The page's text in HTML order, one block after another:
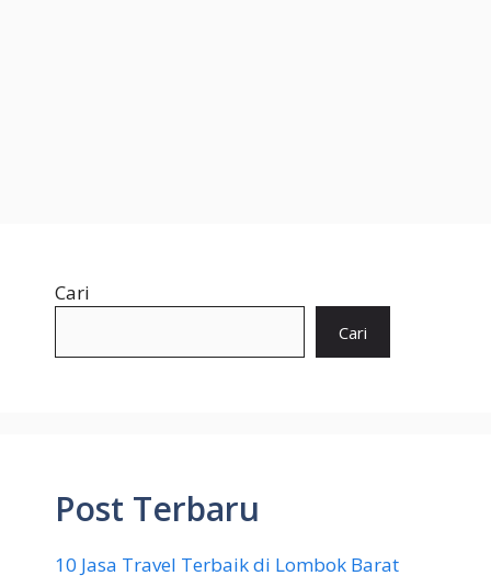
Cari
Cari
Post Terbaru
10 Jasa Travel Terbaik di Lombok Barat